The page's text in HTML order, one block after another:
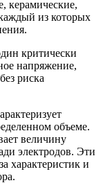
керамические,
из которых
критически
напряжение,
риска
объеме.
величину
электродов. Эти
характеристик и